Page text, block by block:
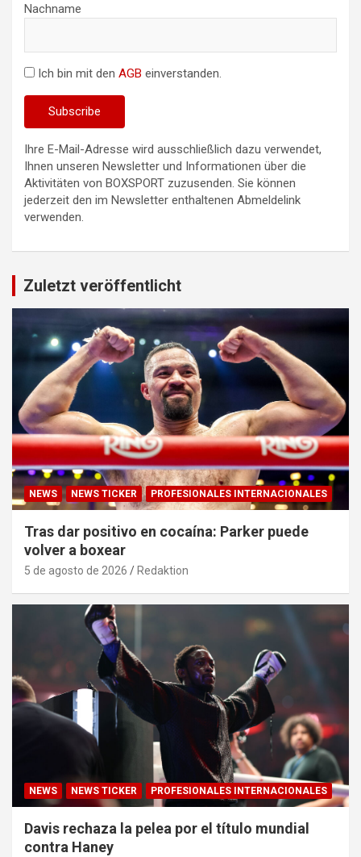
Nachname
Ich bin mit den AGB einverstanden.
Ihre E-Mail-Adresse wird ausschließlich dazu verwendet,
Ihnen unseren Newsletter und Informationen über die
Aktivitäten von BOXSPORT zuzusenden. Sie können
jederzeit den im Newsletter enthaltenen Abmeldelink
verwenden.
Zuletzt veröffentlicht
NEWS NEWS TICKER PROFESIONALES INTERNACIONALES
Tras dar positivo en cocaína: Parker puede
volver a boxear
5 de agosto de 2026 Redaktion
NEWS NEWS TICKER PROFESIONALES INTERNACIONALES
Davis rechaza la pelea por el título mundial
contra Haney